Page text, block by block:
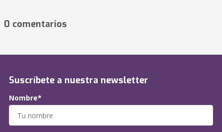
0 comentarios
Suscríbete a nuestra newsletter
Nombre*